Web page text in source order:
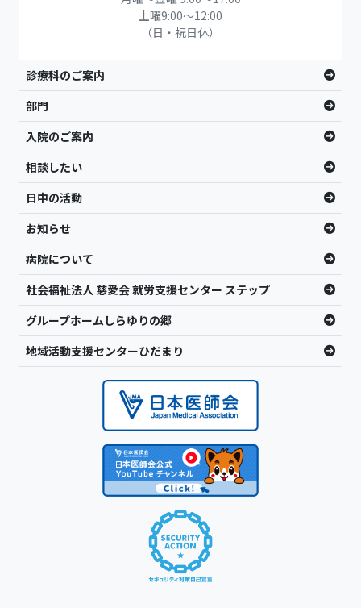
土曜9:00〜12:00
（日・祝日休）
診療科のご案内
部門
入院のご案内
相談したい
日中の活動
お知らせ
病院について
社会福祉法人 慈愛会 就労支援センター ステップ
グループホームしらゆりの郷
地域活動支援センターひだまり